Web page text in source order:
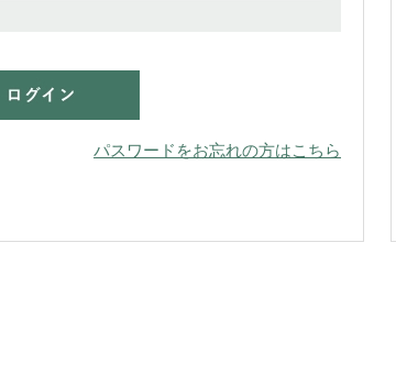
パスワードをお忘れの方はこちら